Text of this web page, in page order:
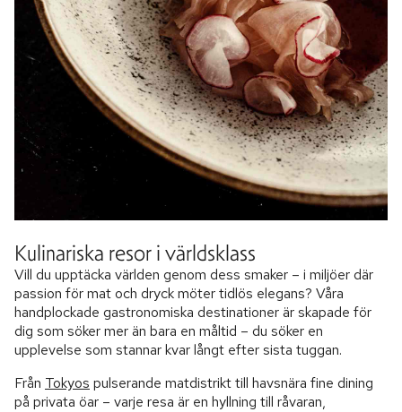
Kulinariska resor i världsklass
Vill du upptäcka världen genom dess smaker – i miljöer där
passion för mat och dryck möter tidlös elegans? Våra
handplockade gastronomiska destinationer är skapade för
dig som söker mer än bara en måltid – du söker en
upplevelse som stannar kvar långt efter sista tuggan.
Från Tokyos pulserande matdistrikt till havsnära fine dining
på privata öar – varje resa är en hyllning till råvaran,